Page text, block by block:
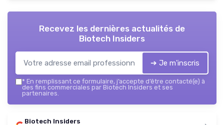
Recevez les dernières actualités de
Biotech Insiders
➔ Je m'inscris
* En remplissant ce formulaire, j’accepte d’être contacté(e) à
des fins commerciales par Biotech Insiders et ses
partenaires.
Biotech Insiders